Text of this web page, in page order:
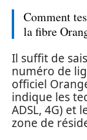
Comment
la fibre
Il suffit de
numéro de
officiel
indique les
ADSL, 4G) et
zone de